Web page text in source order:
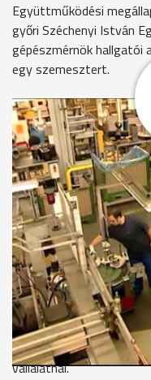
Együttműködési
győri Széchenyi István
gépészmérnök hallgatói
egy szemesztert.
A szakemberek azt
szerezhetnek majd a
alatt.
A régió gépgyártásban
szakemberhiánnyal
vagy hegesztőkból van
is. A győri Széchenyi
mérnökképzés is folyik.
Savaria ügyvezetője
termet az egyetem
szakmai gyakorlaton
vállalatnál.